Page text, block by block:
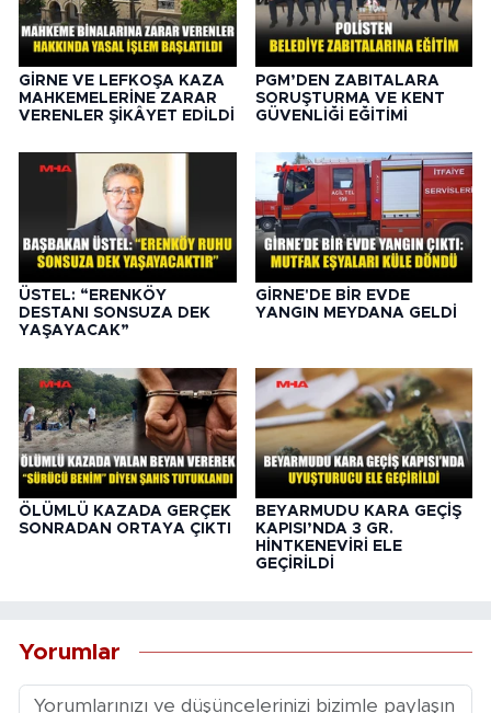
GİRNE VE LEFKOŞA KAZA
MAHKEMELERİNE ZARAR
VERENLER ŞİKÂYET EDİLDİ
PGM’DEN ZABITALARA
SORUŞTURMA VE KENT
GÜVENLİĞİ EĞİTİMİ
ÜSTEL: “ERENKÖY
DESTANI SONSUZA DEK
YAŞAYACAK”
GİRNE'DE BİR EVDE
YANGIN MEYDANA GELDİ
ÖLÜMLÜ KAZADA GERÇEK
SONRADAN ORTAYA ÇIKTI
BEYARMUDU KARA GEÇİŞ
KAPISI’NDA 3 GR.
HİNTKENEVİRİ ELE
GEÇİRİLDİ
Yorumlar